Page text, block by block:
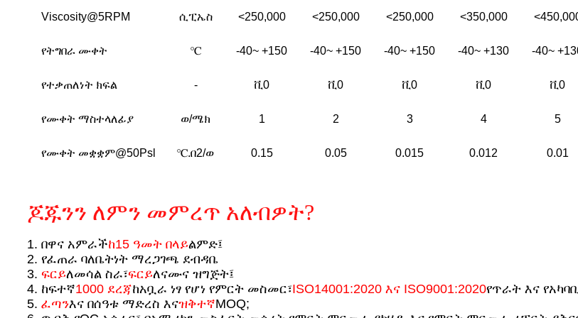
Viscosity@5RPM ሲፒኤስ <250,000 <250,000 <250,000 <350,000
የትግበራ ሙቀት ℃ -40~ +150 -40~ +150 -40~ +150 -40~ +130 -40~
የተቃጠለነት ክፍል - ቪ0 ቪ0 ቪ0 ቪ0 ቪ0
የሙቀት ማስተላለፊያ ወ/ሜክ 1 2 3 4 5
የሙቀት መቋቋም@50Psl ℃.በ2/ወ 0.15 0.05 0.015 0.012 0.01
ጆጁንን ለምን መምረጥ አለብዎት?
1. በዋና አምራችከ15 ዓመት በላይልምድ፤
2. የፈጠራ ባለቤትነት ማረጋገጫ ደብዳቤ
3. ፍርይለመሳል ስራ፣ፍርይለናሙና ዝግጅት፤
4. ከፍተኛ1000 ደረጃከአቧራ ነፃ የሆነ የምርት መስመር፣ISO14001:2020 እና ISO9001:2020የጥራት እና
5. ፈጣንእና በሰዓቱ ማድረስ እናዝቅተኛMOQ;